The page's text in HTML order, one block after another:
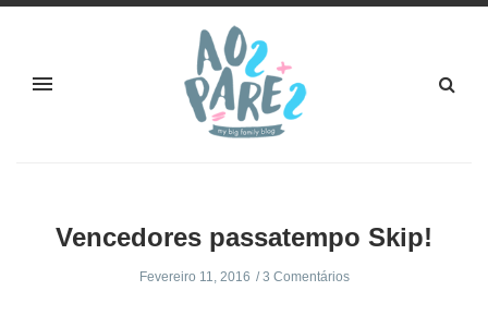
Vencedores passatempo Skip!
Fevereiro 11, 2016 3 Comentários